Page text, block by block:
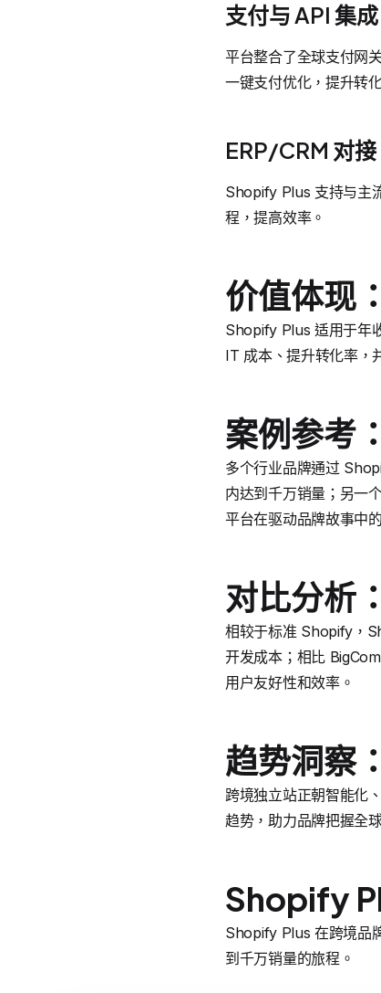
支付与 API 集成
平台整合了全球支付网
一键支付优化，提升转
ERP/CRM 对接
Shopify Plus 支持与主
程，提高效率。
价值体现
Shopify Plus 适用于年
IT 成本、提升转化率，
案例参考
多个行业品牌通过
内达到千万销量；另一
平台在驱动品牌故事中
对比分析
相较于标准 Shopify，
开发成本；相比
用户友好性和效率。
趋势洞察
跨境独立站正朝智能化
趋势，助力品牌把握全
Shopify
Shopify Plus 在跨境品
到千万销量的旅程。